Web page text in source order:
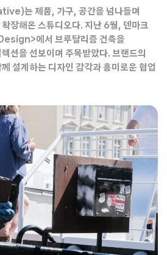
는 제품, 가구, 공간을 넘나들며
장해온 스튜디오다. 지난 6월, 덴마크
에서 브루탈리즘 건축을
션을 선보이며 주목받았다. 브랜드의
설계하는 디자인 감각과 흥미로운 협업